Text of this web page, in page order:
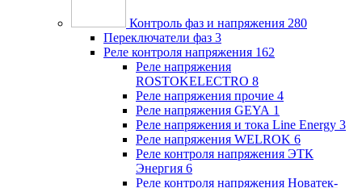
Контроль фаз и напряжения 280
Переключатели фаз 3
Реле контроля напряжения 162
Реле напряжения
ROSTOKELECTRO 8
Реле напряжения прочие 4
Реле напряжения GEYA 1
Реле напряжения и тока Line Energy 3
Реле напряжения WELROK 6
Реле контроля напряжения ЭТК
Энергия 6
Реле контроля напряжения Новатек-